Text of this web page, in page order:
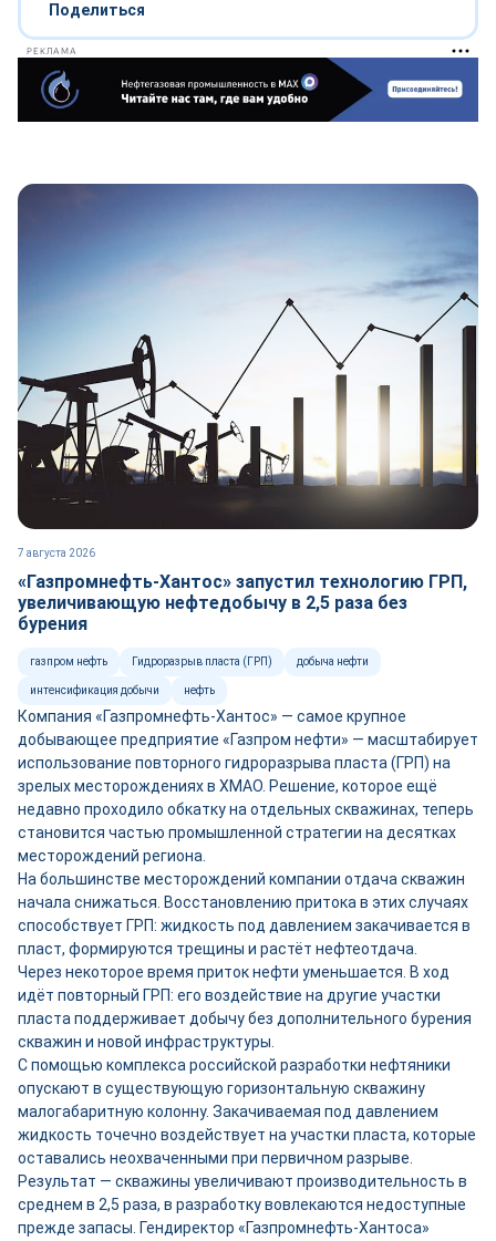
Поделиться
РЕКЛАМА
7 августа 2026
«Газпромнефть-Хантос» запустил технологию ГРП,
увеличивающую нефтедобычу в 2,5 раза без
бурения
газпром нефть Гидроразрыв пласта (ГРП) добыча нефти
интенсификация добычи нефть
Компания «Газпромнефть-Хантос» — самое крупное
добывающее предприятие «Газпром нефти» — масштабирует
использование повторного гидроразрыва пласта (ГРП) на
зрелых месторождениях в ХМАО. Решение, которое ещё
недавно проходило обкатку на отдельных скважинах, теперь
становится частью промышленной стратегии на десятках
месторождений региона.
На большинстве месторождений компании отдача скважин
начала снижаться. Восстановлению притока в этих случаях
способствует ГРП: жидкость под давлением закачивается в
пласт, формируются трещины и растёт нефтеотдача.
Через некоторое время приток нефти уменьшается. В ход
идёт повторный ГРП: его воздействие на другие участки
пласта поддерживает добычу без дополнительного бурения
скважин и новой инфраструктуры.
С помощью комплекса российской разработки нефтяники
опускают в существующую горизонтальную скважину
малогабаритную колонну. Закачиваемая под давлением
жидкость точечно воздействует на участки пласта, которые
оставались неохваченными при первичном разрыве.
Результат — скважины увеличивают производительность в
среднем в 2,5 раза, в разработку вовлекаются недоступные
прежде запасы. Гендиректор «Газпромнефть-Хантоса»